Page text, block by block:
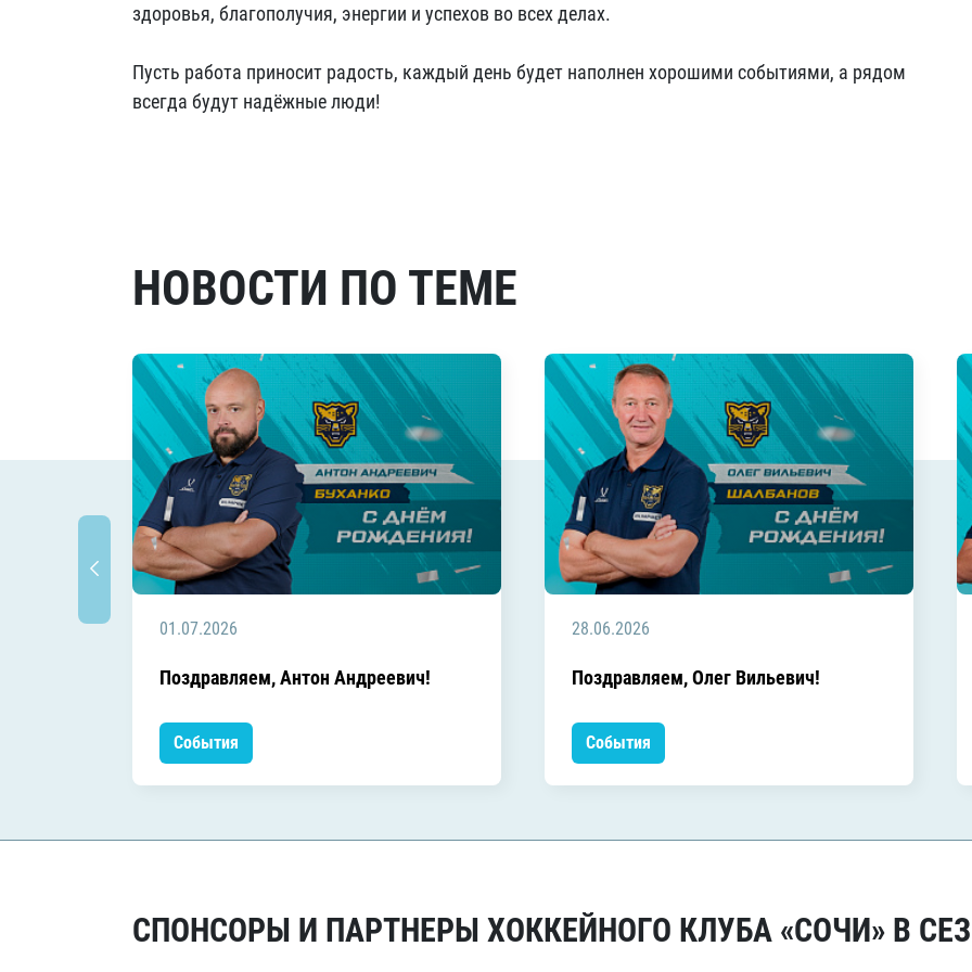
здоровья, благополучия, энергии и успехов во всех делах.
Пусть работа приносит радость, каждый день будет наполнен хорошими событиями, а рядом
всегда будут надёжные люди!
НОВОСТИ ПО ТЕМЕ
01.07.2026
Поздравляем, Антон Андреевич!
События
28.06.2026
Поздравляем, Олег Вильевич!
События
СПОНСОРЫ И ПАРТНЕРЫ ХОККЕЙНОГО КЛУБА «СОЧИ» В